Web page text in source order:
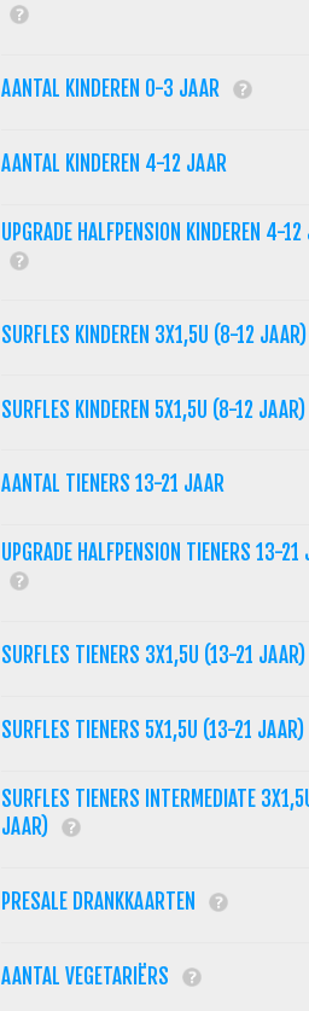
AANTAL KINDEREN 0-3 JAAR
AANTAL KINDEREN 4-12 JAAR
UPGRADE HALFPENSION KINDEREN 4-12
SURFLES KINDEREN 3X1,5U (8-12 JAAR)
SURFLES KINDEREN 5X1,5U (8-12 JAAR)
AANTAL TIENERS 13-21 JAAR
UPGRADE HALFPENSION TIENERS 13-21
SURFLES TIENERS 3X1,5U (13-21 JAAR)
SURFLES TIENERS 5X1,5U (13-21 JAAR)
SURFLES TIENERS INTERMEDIATE
JAAR)
PRESALE DRANKKAARTEN
AANTAL VEGETARIËRS